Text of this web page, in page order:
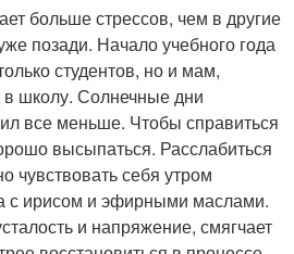
больше стрессов, чем в другие
позади. Начало учебного года
студентов, но и мам,
школу. Солнечные дни
все меньше. Чтобы справиться
высыпаться. Расслабиться
чувствовать себя утром
с ирисом и эфирными маслами.
и напряжение, смягчает